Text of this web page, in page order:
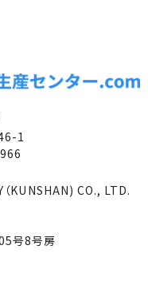
1
KUNSHAN) CO., LTD.
号8号房